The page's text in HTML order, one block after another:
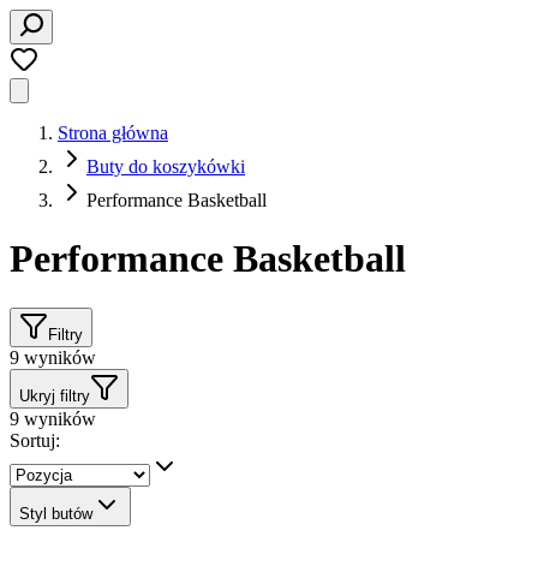
Strona główna
Buty do koszykówki
Performance Basketball
Performance Basketball
Filtry
9 wyników
Ukryj filtry
9 wyników
Sortuj:
Styl butów